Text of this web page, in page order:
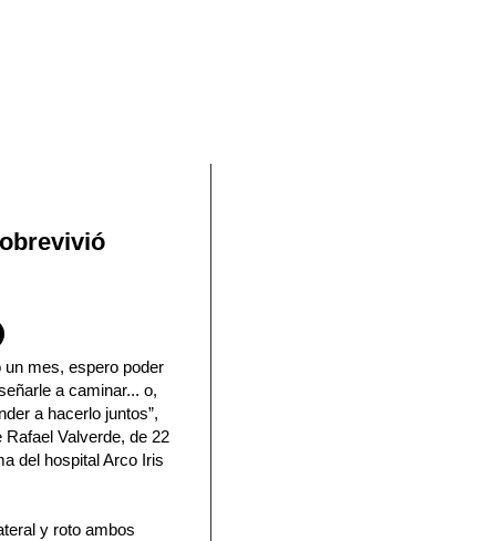
un mes, espero poder
a caminar... o,
a hacerlo juntos”,
Valverde, de 22
del hospital Arco Iris
y roto ambos